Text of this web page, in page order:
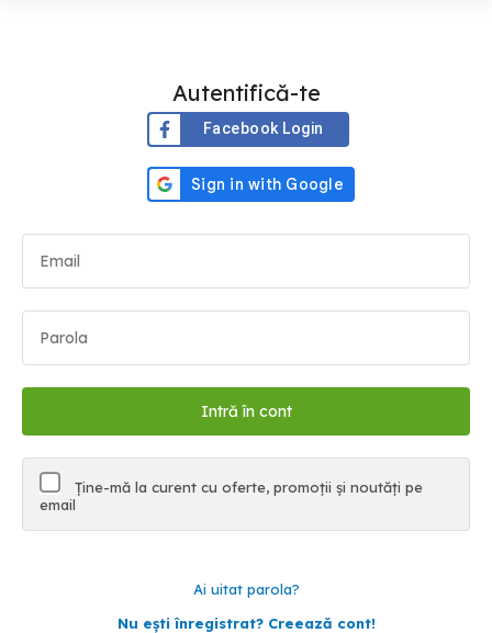
Autentifică-te
Facebook Login
Ține-mă la curent cu oferte, promoții și noutăți pe
email
Ai uitat parola?
Nu ești înregistrat? Creează cont!